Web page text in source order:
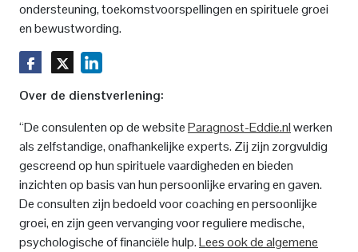
ondersteuning, toekomstvoorspellingen en spirituele groei
en bewustwording.
Over de dienstverlening:
“De consulenten op de websiteParagnost-Eddie.nlwerken
als zelfstandige, onafhankelijke experts. Zij zijn zorgvuldig
gescreend op hun spirituele vaardigheden en bieden
inzichten op basis van hun persoonlijke ervaring en gaven.
De consulten zijn bedoeld voor coaching en persoonlijke
groei, en zijn geen vervanging voor reguliere medische,
psychologische of financiële hulp.Lees ook de algemene